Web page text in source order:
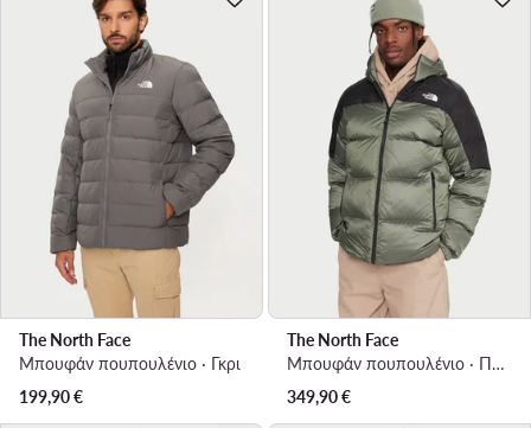
The North Face
Μπουφάν πουπουλένιο · Γκρι
199,90€
The North Face
Μπουφάν πουπουλένιο · Πράσινο
349,90€